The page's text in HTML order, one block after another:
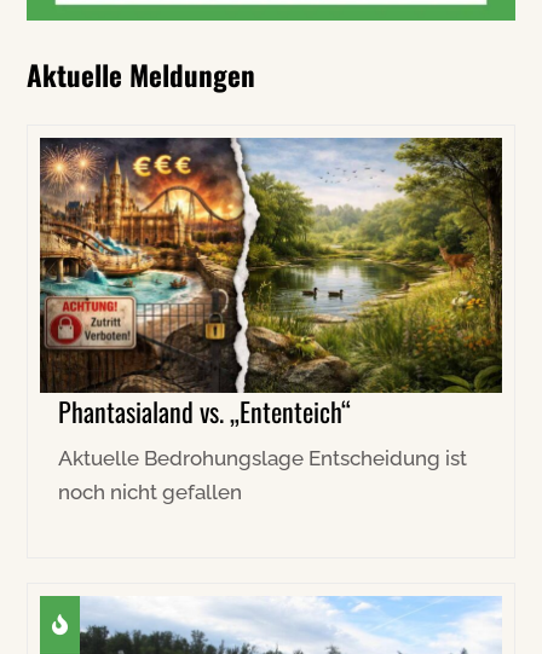
Aktuelle Meldungen
Phantasialand vs. „Ententeich“
Aktuelle Bedrohungslage Entscheidung ist
noch nicht gefallen